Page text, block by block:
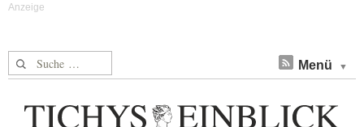
Suche nach: Menü